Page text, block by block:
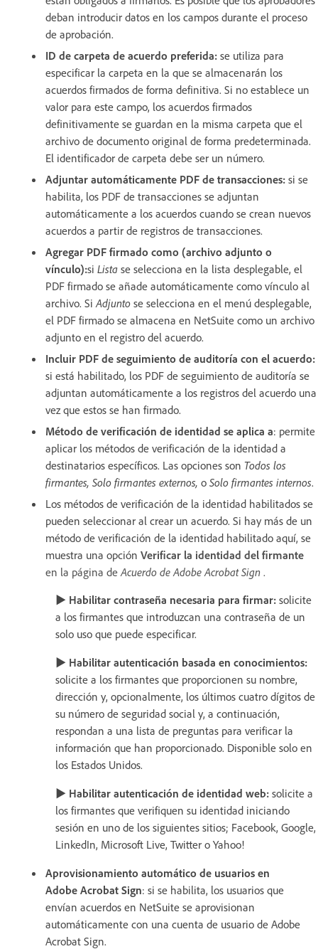
deban introducir datos en los campos durante el proceso
de aprobación.
ID de carpeta de acuerdo preferida: se utiliza para
especificar la carpeta en la que se almacenarán los
acuerdos firmados de forma definitiva. Si no establece un
valor para este campo, los acuerdos firmados
definitivamente se guardan en la misma carpeta que el
archivo de documento original de forma predeterminada.
El identificador de carpeta debe ser un número.
Adjuntar automáticamente PDF de transacciones: si se
habilita, los PDF de transacciones se adjuntan
automáticamente a los acuerdos cuando se crean nuevos
acuerdos a partir de registros de transacciones.
Agregar PDF firmado como (archivo adjunto o
vínculo):si Lista se selecciona en la lista desplegable, el
PDF firmado se añade automáticamente como vínculo al
archivo. Si Adjunto se selecciona en el menú desplegable,
el PDF firmado se almacena en NetSuite como un archivo
adjunto en el registro del acuerdo.
Incluir PDF de seguimiento de auditoría con el acuerdo:
si está habilitado, los PDF de seguimiento de auditoría se
adjuntan automáticamente a los registros del acuerdo una
vez que estos se han firmado.
Método de verificación de identidad se aplica a: permite
aplicar los métodos de verificación de la identidad a
destinatarios específicos. Las opciones son Todos los
firmantes, Solo firmantes externos, o Solo firmantes internos.
Los métodos de verificación de la identidad habilitados se
pueden seleccionar al crear un acuerdo. Si hay más de un
método de verificación de la identidad habilitado aquí, se
muestra una opción Verificar la identidad del firmante
en la página de Acuerdo de Adobe Acrobat Sign .
► Habilitar contraseña necesaria para firmar: solicite
a los firmantes que introduzcan una contraseña de un
solo uso que puede especificar.
► Habilitar autenticación basada en conocimientos:
solicite a los firmantes que proporcionen su nombre,
dirección y, opcionalmente, los últimos cuatro dígitos de
su número de seguridad social y, a continuación,
respondan a una lista de preguntas para verificar la
información que han proporcionado. Disponible solo en
los Estados Unidos.
► Habilitar autenticación de identidad web: solicite a
los firmantes que verifiquen su identidad iniciando
sesión en uno de los siguientes sitios; Facebook, Google,
LinkedIn, Microsoft Live, Twitter o Yahoo!
Aprovisionamiento automático de usuarios en
Adobe Acrobat Sign: si se habilita, los usuarios que
envían acuerdos en NetSuite se aprovisionan
automáticamente con una cuenta de usuario de Adobe
Acrobat Sign.